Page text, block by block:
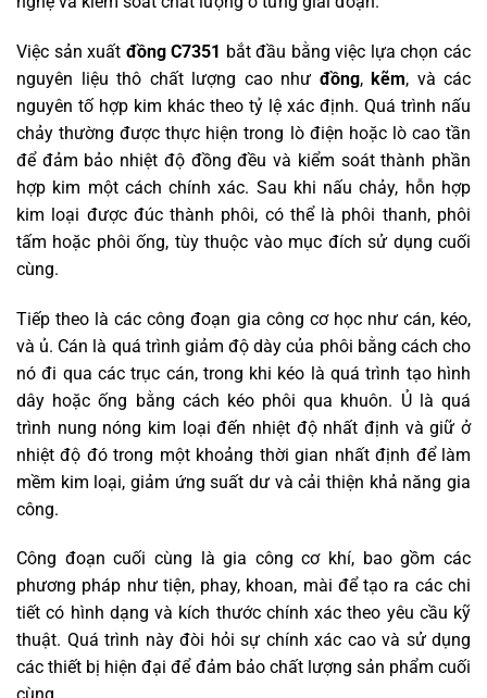
Việc sản xuất đồng C7351 bắt đầu bằng việc lựa chọn các
nguyên liệu thô chất lượng cao như đồng, kẽm, và các
nguyên tố hợp kim khác theo tỷ lệ xác định. Quá trình nấu
chảy thường được thực hiện trong lò điện hoặc lò cao tần
để đảm bảo nhiệt độ đồng đều và kiểm soát thành phần
hợp kim một cách chính xác. Sau khi nấu chảy, hỗn hợp
kim loại được đúc thành phôi, có thể là phôi thanh, phôi
tấm hoặc phôi ống, tùy thuộc vào mục đích sử dụng cuối
cùng.
Tiếp theo là các công đoạn gia công cơ học như cán, kéo,
và ủ. Cán là quá trình giảm độ dày của phôi bằng cách cho
nó đi qua các trục cán, trong khi kéo là quá trình tạo hình
dây hoặc ống bằng cách kéo phôi qua khuôn. Ủ là quá
trình nung nóng kim loại đến nhiệt độ nhất định và giữ ở
nhiệt độ đó trong một khoảng thời gian nhất định để làm
mềm kim loại, giảm ứng suất dư và cải thiện khả năng gia
công.
Công đoạn cuối cùng là gia công cơ khí, bao gồm các
phương pháp như tiện, phay, khoan, mài để tạo ra các chi
tiết có hình dạng và kích thước chính xác theo yêu cầu kỹ
thuật. Quá trình này đòi hỏi sự chính xác cao và sử dụng
các thiết bị hiện đại để đảm bảo chất lượng sản phẩm cuối